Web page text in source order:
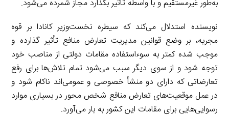
به‌طور غیرمستقیم و با واسطه تأثیر بگذارد مجاز شمرده می‌شود.
نویسنده استدلال می‌کند که سیطره نخست‌وزیر کانادا بر قوه
مجریه، بر وضع قوانین مدیریت تعارض منافع تأثیر گذارده و
موجب شده کمتر به سوءاستفاده مقامات دولتی از مناصب خود
توجه شود و از سوی دیگر سبب می‌شود تمام تلاش‌ها برای رفع
تعارضاتی که دارای دو منشأ خصوصی و عمومی‌اند ناکام شود و
در عمل موقعیت‌های تعارض منافع شخص محور در بسیاری موارد
رسوایی‌هایی برای مقامات این کشور به بار می‌آورد.